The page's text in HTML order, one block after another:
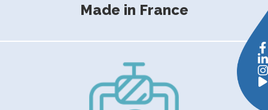
Made in France